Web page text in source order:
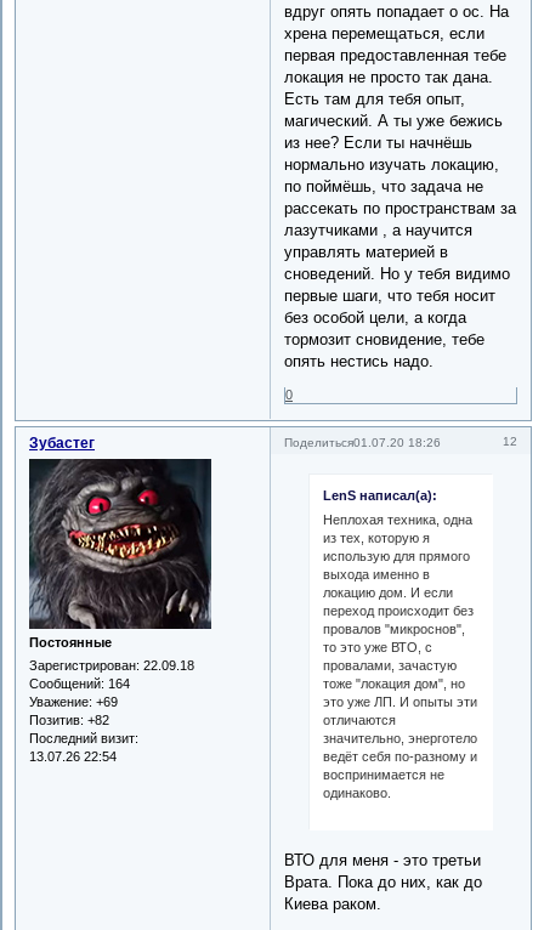
вдруг опять попадает о ос. На
хрена перемещаться, если
первая предоставленная тебе
локация не просто так дана.
Есть там для тебя опыт,
магический. А ты уже бежись
из нее? Если ты начнёшь
нормально изучать локацию,
по поймёшь, что задача не
рассекать по пространствам за
лазутчиками , а научится
управлять материей в
сноведений. Но у тебя видимо
первые шаги, что тебя носит
без особой цели, а когда
тормозит сновидение, тебе
опять нестись надо.
0
Поделиться 12
01.07.20 18:26
Зубастег
Постоянные
Зарегистрирован: 22.09.18
Сообщений: 164
Уважение: +69
Позитив: +82
Последний визит:
13.07.26 22:54
LenS написал(а):
Неплохая техника, одна
из тех, которую я
использую для прямого
выхода именно в
локацию дом. И если
переход происходит без
провалов "микроснов",
то это уже ВТО, с
провалами, зачастую
тоже "локация дом", но
это уже ЛП. И опыты эти
отличаются
значительно, энерготело
ведёт себя по-разному и
воспринимается не
одинаково.
ВТО для меня - это третьи
Врата. Пока до них, как до
Киева раком.